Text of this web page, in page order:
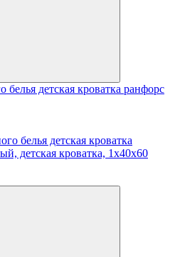
белья детская кроватка ранфорс